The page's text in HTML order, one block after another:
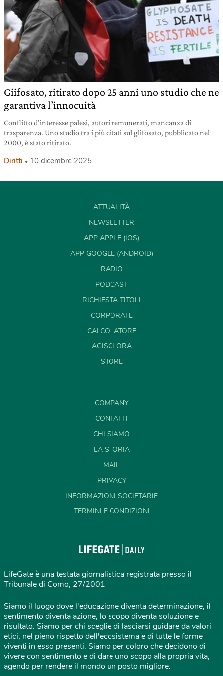
Giifosato, ritirato dopo 25 anni uno studio che ne
garantiva l’innocuità
Conflitto d’interesse palesi, autori remunerati, mancanza di
trasparenza. Uno studio tra i più citati sul glifosato, pubblicato nel
2000, è stato ritirato.
Diritti 10 dicembre 2025
ATTUALITÀ
NEWSLETTER
APP APPLE (IOS)
APP GOOGLE (ANDROID)
RADIO
PODCAST
RICHIESTA TITOLI
CORPORATE
CALCOLATORE
AGISCI ORA
STORE
COMPANY
CONTATTI
CHI SIAMO
LA STORIA
MAIL
PRIVACY
INFORMAZIONI SOCIETARIE
TERMINI E CONDIZIONI
LifeGate è una testata giornalistica registrata presso il
Tribunale di Como, 27/2001
Siamo il luogo dove l'educazione diventa determinazione, il
sentimento diventa azione, lo scopo diventa soluzione e
risultato. Siamo per chi sceglie di lasciarsi guidare da valori
etici, nel pieno rispetto dell'ecosistema e di tutte le forme
viventi in esso presenti. Siamo per coloro che decidono di
vivere con sentimento e di dare uno scopo alla propria vita,
agendo per rendere il mondo un posto migliore.